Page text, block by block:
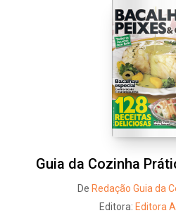
Guia da Cozinha
De Redação Guia da
Editora: Editora
Facebook